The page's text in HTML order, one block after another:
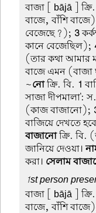
বাজা [ bājā ] ক্রি.
বাজে, বাঁশি
বেজেছে?); 3
কানে বেজেছিল);
(তার কথা আমার
বাজে এমন (বাজা
~নোক্রি. বি. 1
সাজা দীপমালা':
(কাজ বাজানো);
বাজিয়ে দেখতে
বাজানোক্রি. বি.
জানিয়ে দেওয়া।
করা। সেলাম
1st person
বাজা [ bājā ] ক্রি.
বাজে, বাঁশি